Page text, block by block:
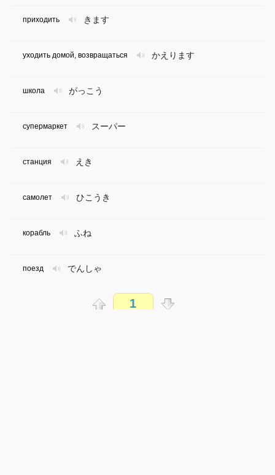
きます
приходить
かえります
уходить домой, возвращаться
がっこう
школа
スーパー
супермаркет
えき
станция
ひこうき
самолет
ふね
корабль
でんしゃ
поезд
じてんしゃ 1